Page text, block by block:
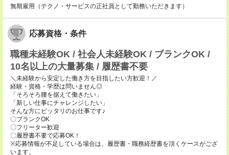
無期雇用（テクノ・サービスの正社員として勤務いただきます）
応募資格・条件
職種未経験OK / 社会人未経験OK / ブランクOK /
10名以上の大量募集 / 履歴書不要
＼未経験から安定した働き方を目指したい方歓迎！／
経験・資格・学歴は問いません◎
「そろそろ腰を据えて働きたい」
「新しい仕事にチャレンジしたい」
そんな方にピッタリのお仕事です♪
〇ブランクOK
〇フリーター歓迎
〇履歴書不要で応募OK！
※応募情報が不足している場合は、履歴書・職務経歴書を頂くケースがござ
います。